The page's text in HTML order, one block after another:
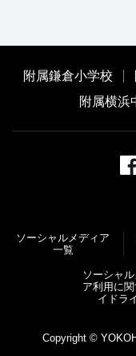
附属鎌倉小学校
附属横浜
ソーシャルメディア
一覧
ソーシャ
ア利⽤に
イドラ
Copyright ©